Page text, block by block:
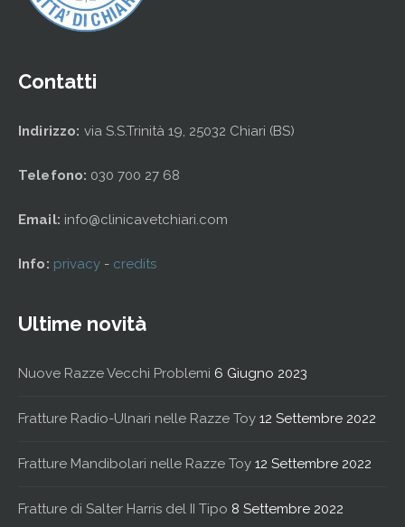
Contatti
Indirizzo: via S.S.Trinità 19, 25032 Chiari (BS)
Telefono: 030 700 27 68
Email: info@clinicavetchiari.com
Info: privacy - credits
Ultime novità
Nuove Razze Vecchi Problemi 6 Giugno 2023
Fratture Radio-Ulnari nelle Razze Toy 12 Settembre 2022
Fratture Mandibolari nelle Razze Toy 12 Settembre 2022
Fratture di Salter Harris del II Tipo 8 Settembre 2022